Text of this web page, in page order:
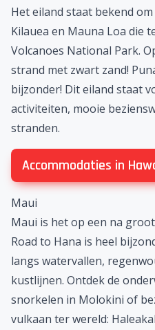
Het eiland staat bekend
Kilauea en Mauna Loa die
Volcanoes National Park.
strand met zwart zand!
bijzonder! Dit eiland staat
activiteiten, mooie
stranden.
Accommodaties in
Maui
Maui is het op een na
Road to Hana is heel
langs watervallen,
kustlijnen. Ontdek de
snorkelen in Molokini of
vulkaan ter wereld: